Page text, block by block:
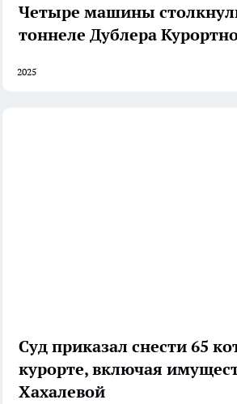
Четыре машины
тоннеле Дублера
2025
Суд приказал снести 65
курорте, включая
Хахалевой